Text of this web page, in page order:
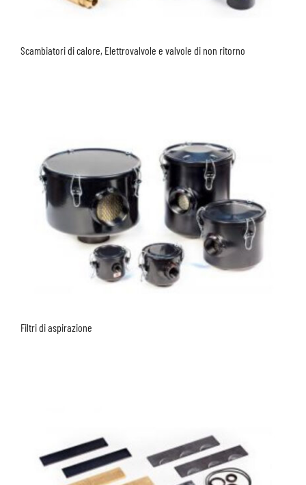
Scambiatori di calore, Elettrovalvole e valvole di non ritorno
Filtri di aspirazione